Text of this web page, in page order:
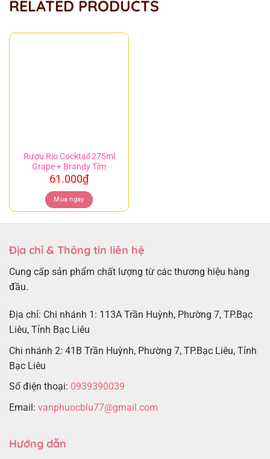
RELATED PRODUCTS
Rượu Rio Cocktail 275ml
Grape + Brandy Tím
61.000₫
Mua ngay
Địa chỉ & Thông tin liên hệ
Cung cấp sản phẩm chất lượng từ các thương hiệu hàng
đầu.
Địa chỉ: Chi nhánh 1: 113A Trần Huỳnh, Phường 7, TP.Bạc
Liêu, Tỉnh Bạc Liêu
Chi nhánh 2: 41B Trần Huỳnh, Phường 7, TP.Bạc Liêu, Tỉnh
Bạc Liêu
Số điện thoại: 0939390039
Email: vanphuocblu77@gmail.com
Hướng dẫn